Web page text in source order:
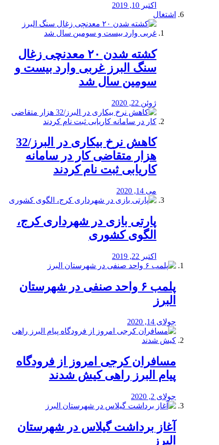
اکتبر 10, 2019
اشتغال
کشته شدن ۲۰ معدنچی زغال
سنگ البرز غربی وارد بیست و
سومین سال شد
ژوئن 22, 2020
کاهش نرخ بیکاری در البرز/32
هزار متقاضی کار در سامانه
کاریابی ثبت نام کردند
می 14, 2020
پارتی بازی در شهرداری کرج،
الگوی کشوری
اکتبر 22, 2019
پلمب ۶ واحد صنفی در شهرستان
البرز
جولای 14, 2020
مسافران کرجی امروز از فرودگاه
پیام البرز راهی کیش شدند
جولای 2, 2020
آغاز برداشت گیلاس در شهرستان
البرز